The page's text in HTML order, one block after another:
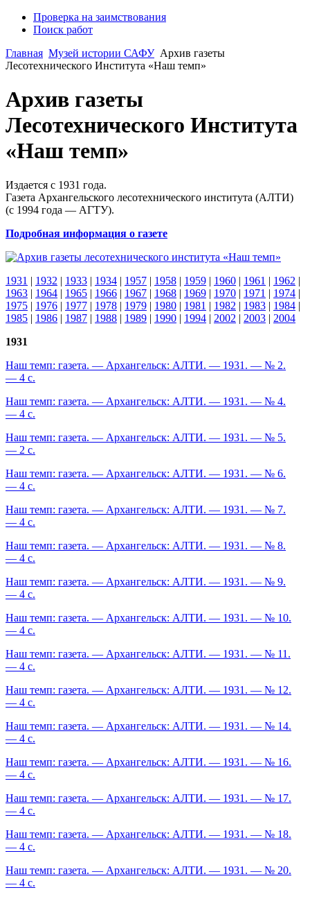
Проверка на заимствования
Поиск работ
Главная Музей истории САФУ Архив газеты
Лесотехнического Института «Наш темп»
Архив газеты
Лесотехнического Института
«Наш темп»
Издается с 1931 года.
Газета Архангельского лесотехнического института (АЛТИ)
(с 1994 года — АГТУ).
Подробная информация о газете
1931 | 1932 | 1933 | 1934 | 1957 | 1958 | 1959 | 1960 | 1961 | 1962 |
1963 | 1964 | 1965 | 1966 | 1967 | 1968 | 1969 | 1970 | 1971 | 1974 |
1975 | 1976 | 1977 | 1978 | 1979 | 1980 | 1981 | 1982 | 1983 | 1984 |
1985 | 1986 | 1987 | 1988 | 1989 | 1990 | 1994 | 2002 | 2003 | 2004
1931
Наш темп: газета. — Архангельск: АЛТИ. — 1931. — № 2.
— 4 с.
Наш темп: газета. — Архангельск: АЛТИ. — 1931. — № 4.
— 4 с.
Наш темп: газета. — Архангельск: АЛТИ. — 1931. — № 5.
— 2 с.
Наш темп: газета. — Архангельск: АЛТИ. — 1931. — № 6.
— 4 с.
Наш темп: газета. — Архангельск: АЛТИ. — 1931. — № 7.
— 4 с.
Наш темп: газета. — Архангельск: АЛТИ. — 1931. — № 8.
— 4 с.
Наш темп: газета. — Архангельск: АЛТИ. — 1931. — № 9.
— 4 с.
Наш темп: газета. — Архангельск: АЛТИ. — 1931. — № 10.
— 4 с.
Наш темп: газета. — Архангельск: АЛТИ. — 1931. — № 11.
— 4 с.
Наш темп: газета. — Архангельск: АЛТИ. — 1931. — № 12.
— 4 с.
Наш темп: газета. — Архангельск: АЛТИ. — 1931. — № 14.
— 4 с.
Наш темп: газета. — Архангельск: АЛТИ. — 1931. — № 16.
— 4 с.
Наш темп: газета. — Архангельск: АЛТИ. — 1931. — № 17.
— 4 с.
Наш темп: газета. — Архангельск: АЛТИ. — 1931. — № 18.
— 4 с.
Наш темп: газета. — Архангельск: АЛТИ. — 1931. — № 20.
— 4 с.